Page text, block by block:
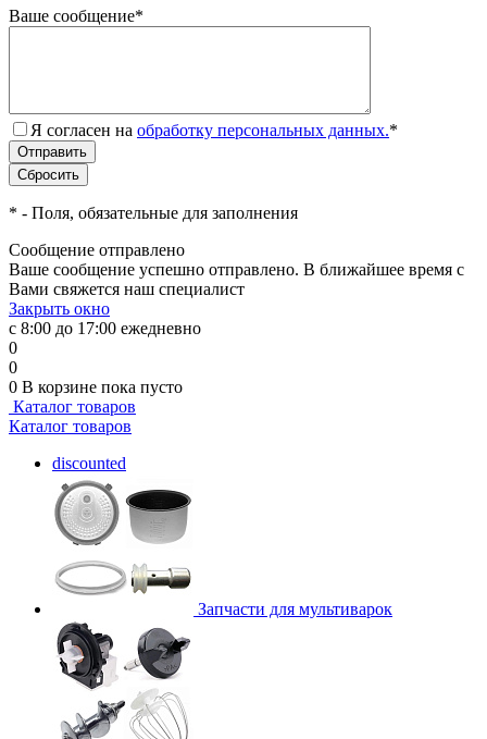
Ваше сообщение*
Я согласен на обработку персональных данных.*
* - Поля, обязательные для заполнения
Сообщение отправлено
Ваше сообщение успешно отправлено. В ближайшее время с
Вами свяжется наш специалист
Закрыть окно
с 8:00 до 17:00 ежедневно
0
0
0 В корзине пока пусто
Каталог товаров
Каталог товаров
discounted
Запчасти для мультиварок